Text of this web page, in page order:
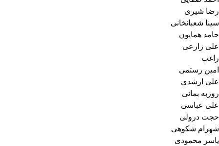
رضا شیری
سینا شعبانخانی
حامد همایون
علی زارعی
راغب
امین رستمی
علی ارشدی
روزبه بمانی
علی عباسی
حجت درولی
شهرام شکوهی
یاسر محمودی